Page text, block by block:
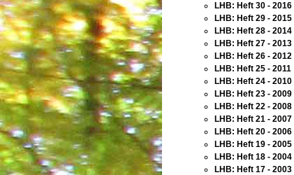
LHB: Heft 30 - 2016
LHB: Heft 29 - 2015
LHB: Heft 28 - 2014
LHB: Heft 27 - 2013
LHB: Heft 26 - 2012
LHB: Heft 25 - 2011
LHB: Heft 24 - 2010
LHB: Heft 23 - 2009
LHB: Heft 22 - 2008
LHB: Heft 21 - 2007
LHB: Heft 20 - 2006
LHB: Heft 19 - 2005
LHB: Heft 18 - 2004
LHB: Heft 17 - 2003